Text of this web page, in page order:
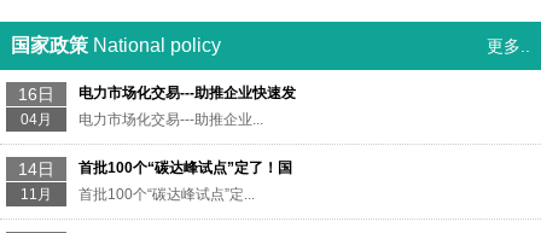
国家政策National policy 更多..
16日
04月
电力市场化交易---助推企业快速发
电力市场化交易---助推企业...
14日
11月
首批100个“碳达峰试点”定了！国
首批100个“碳达峰试点”定...